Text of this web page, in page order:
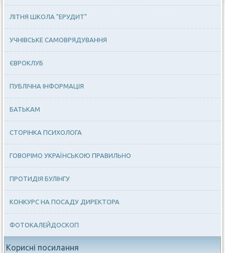
ЛІТНЯ ШКОЛА "ЕРУДИТ"
УЧНІВСЬКЕ САМОВРЯДУВАННЯ
ЄВРОКЛУБ
ПУБЛІЧНА ІНФОРМАЦІЯ
БАТЬКАМ
СТОРІНКА ПСИХОЛОГА
ГОВОРІМО УКРАЇНСЬКОЮ ПРАВИЛЬНО
ПРОТИДІЯ БУЛІНГУ
КОНКУРС НА ПОСАДУ ДИРЕКТОРА
ФОТОКАЛЕЙДОСКОП
Корисні посилання